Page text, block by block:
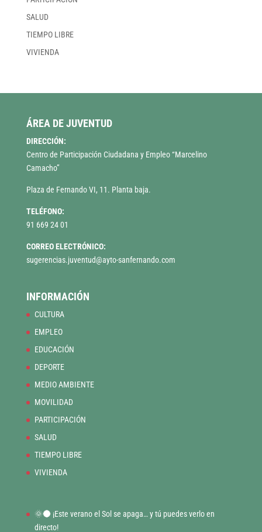
SALUD
TIEMPO LIBRE
VIVIENDA
ÁREA DE JUVENTUD
DIRECCIÓN:
Centro de Participación Ciudadana y Empleo “Marcelino
Camacho”
Plaza de Fernando VI, 11. Planta baja.
TELÉFONO:
91 669 24 01
CORREO ELECTRÓNICO:
sugerencias.juventud@ayto-sanfernando.com
INFORMACIÓN
CULTURA
EMPLEO
EDUCACIÓN
DEPORTE
MEDIO AMBIENTE
MOVILIDAD
PARTICIPACIÓN
SALUD
TIEMPO LIBRE
VIVIENDA
🌞🌑 ¡Este verano el Sol se apaga… y tú puedes verlo en
directo!